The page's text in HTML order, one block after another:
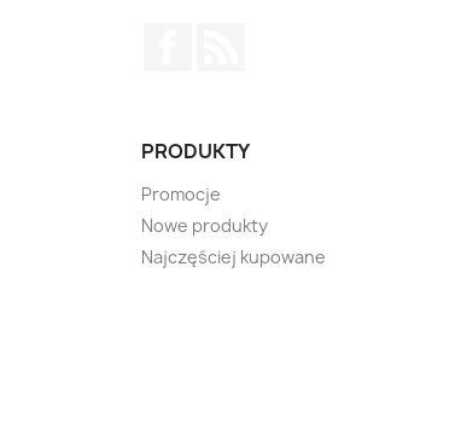
PRODUKTY
Promocje
Nowe produkty
Najczęściej kupowane